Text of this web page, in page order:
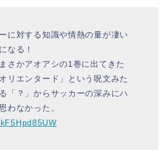
に対する知識や情熱の量が凄い
なる！
さかアオアシの1巻に出てきた
リエンタード」という呪文みた
「？」からサッカーの深みにハ
わなかった。